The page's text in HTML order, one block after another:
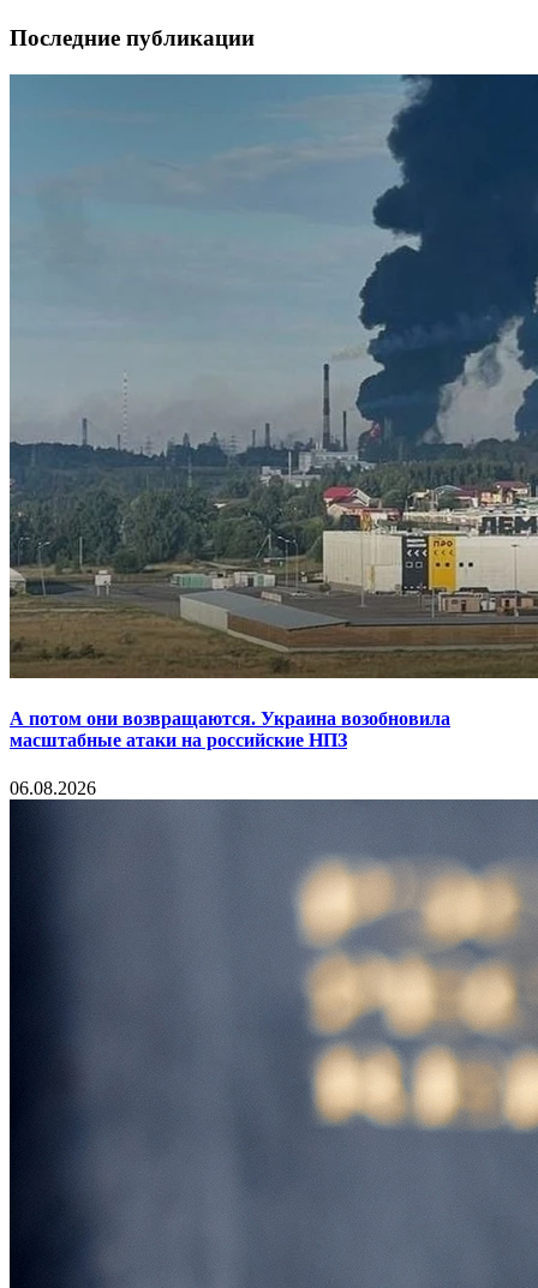
Последние публикации
А потом они возвращаются. Украина возобновила
масштабные атаки на российские НПЗ
06.08.2026